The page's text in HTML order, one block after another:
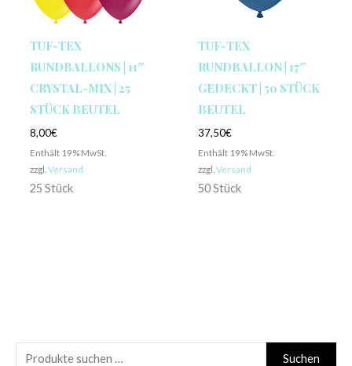
Suchen
TUF-TEX
RUNDBALLONS | 11″
CRYSTAL-MIX | 25
STÜCK BEUTEL
8,00€
Enthält 19% MwSt.
zzgl. Versand
25 Stück
TUF-TEX
RUNDBALLON | 17″
GEDECKT | 50 STÜCK
BEUTEL
37,50€
Enthält 19% MwSt.
zzgl. Versand
50 Stück